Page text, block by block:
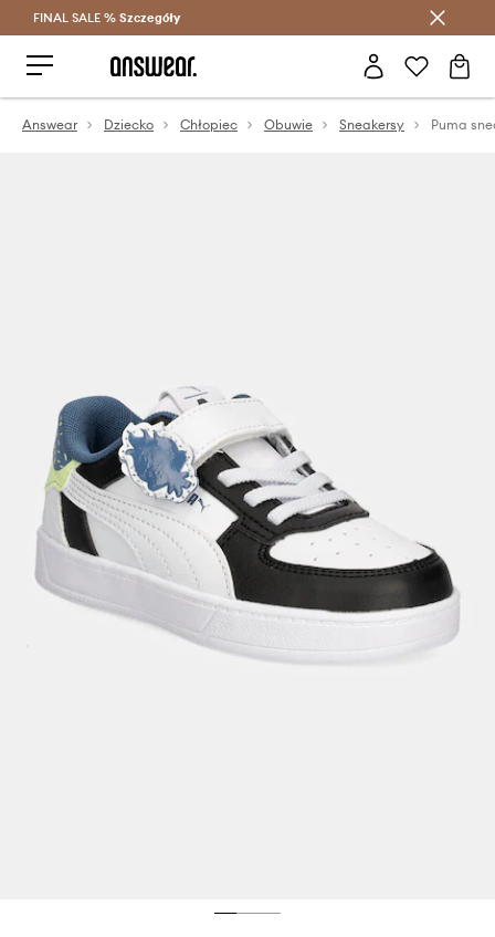
Oszczędzaj z Answear Club >
FINAL SALE % Szczegóły
Answear Dziecko Chłopiec Obuwie Sneakersy